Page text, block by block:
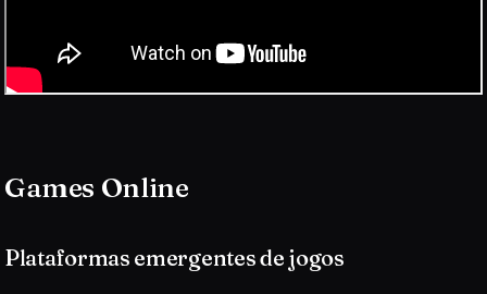
Games Online
Plataformas emergentes de jogos